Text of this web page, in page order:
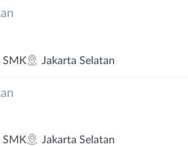
SMK Jakarta Selatan
SMK Jakarta Selatan